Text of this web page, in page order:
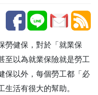
勞健保，對於「就業保
至以為就業保險就是勞工
保以外，每個勞工都「必
活有很大的幫助。